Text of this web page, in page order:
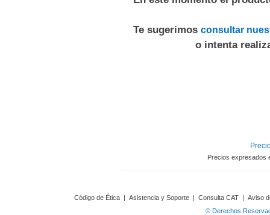
Te sugerimos consultar
o intenta
Precios expresados
Código de Ética | Asistencia y Soporte | Consulta CAT | Aviso
© Derechos